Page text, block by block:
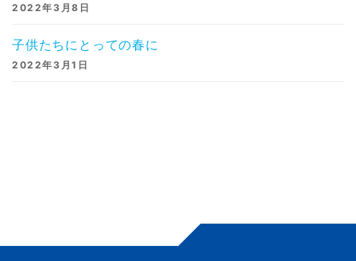
2022年3月8日
子供たちにとっての春に
2022年3月1日